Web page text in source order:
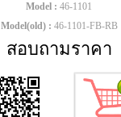
Model : 46-1101
Model(old) : 46-1101-FB-RB
สอบถามราคา